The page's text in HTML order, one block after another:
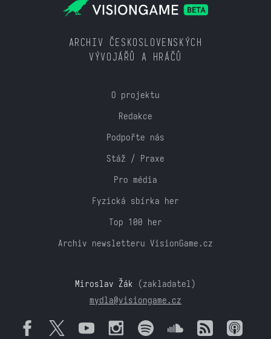
ARCHIV ČESKOSLOVENSKÝCH
VÝVOJÁŘŮ A HRÁČŮ
O projektu
Redakce
Podpořte nás
Stáž / Praxe
Pro média
Fyzická sbírka her
Top 100 her
Archiv newsletteru VisionGame.cz
Miroslav Žák (zakladatel)
mydla@visiongame.cz